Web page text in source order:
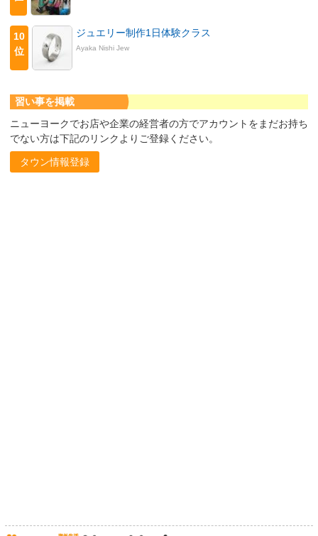
10
位
ジュエリー制作1日体験クラス
Ayaka Nishi Jew
習い事を掲載
ニューヨークでお店や企業の経営者の方でアカウントをまだお持ち
でない方は下記のリンクよりご登録ください。
タウン情報登録